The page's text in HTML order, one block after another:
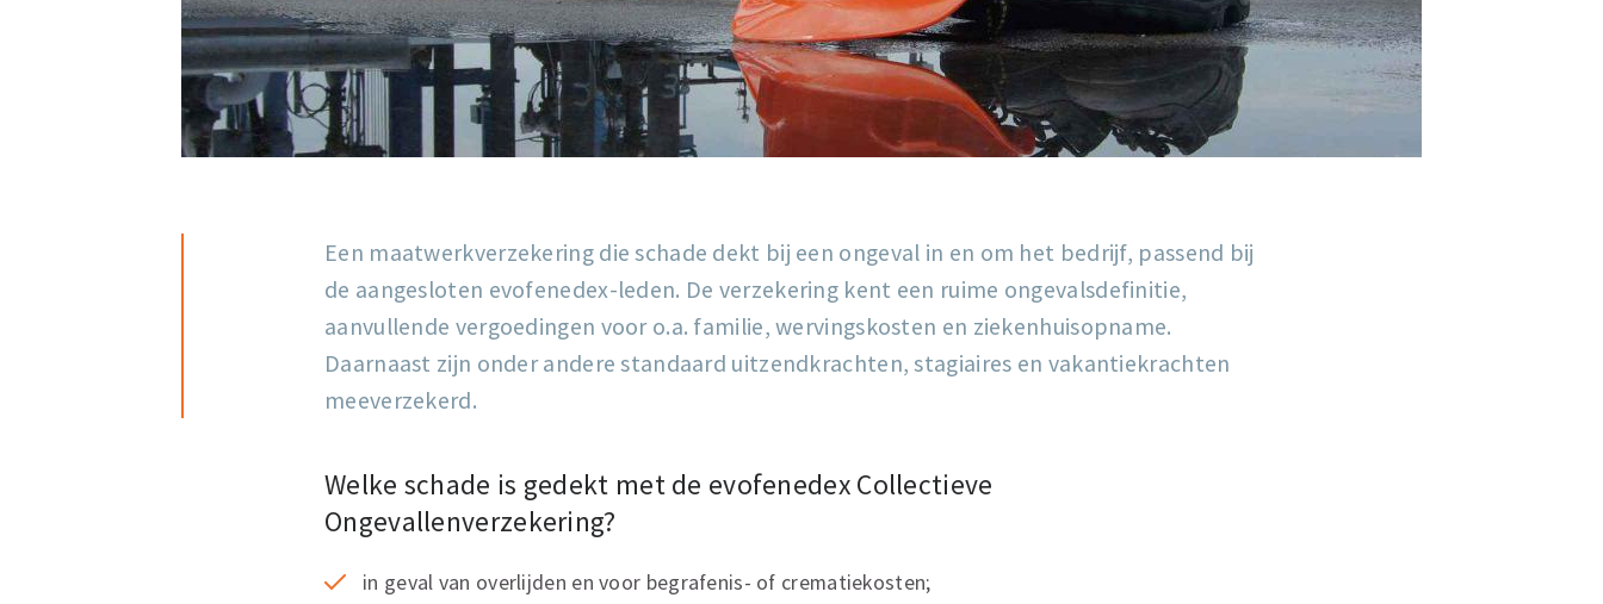
Een maatwerkverzekering die schade dekt bij een ongeval in en om het bedrijf, passend bij
de aangesloten evofenedex-leden. De verzekering kent een ruime ongevalsdefinitie,
aanvullende vergoedingen voor o.a. familie, wervingskosten en ziekenhuisopname.
Daarnaast zijn onder andere standaard uitzendkrachten, stagiaires en vakantiekrachten
meeverzekerd.
Welke schade is gedekt met de evofenedex Collectieve
Ongevallenverzekering?
in geval van overlijden en voor begrafenis- of crematiekosten;